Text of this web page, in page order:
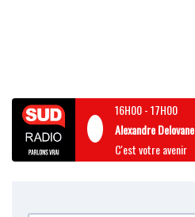
16H00-17H00
Alexandre Delovane
C'est votre avenir